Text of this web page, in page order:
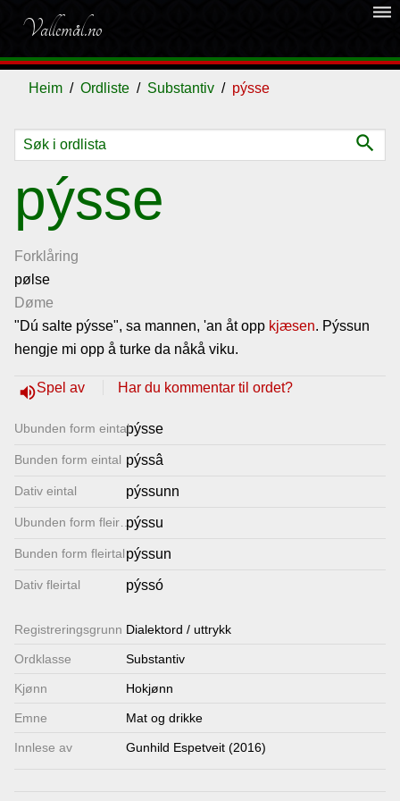
Vallemål.no
dehaze
Heim Ordliste Substantiv pýsse
search
pýsse
Forklåring
pølse
Døme
"Dú salte pýsse", sa mannen, 'an åt opp kjæsen. Pýssun
hengje mi opp å turke da nåkå viku.
volume_upSpel av Har du kommentar til ordet?
Ubunden form eintalpýsse
Bunden form eintal pýssâ
Dativ eintal pýssunn
Ubunden form fleirtal
pýssu
Bunden form fleirtalpýssun
Dativ fleirtal pýssó
Registrerings­grunn Dialektord / uttrykk
Ordklasse Substantiv
Kjønn Hokjønn
Emne Mat og drikke
Innlese av Gunhild Espetveit (2016)
Ordliste
Om
vallemålet
Gjestebok
Lenkjer
Kontakt
oss